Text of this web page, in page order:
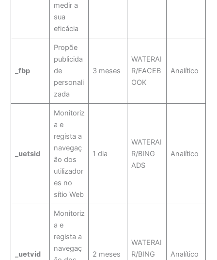
medir a
sua
eficácia
_fbp
Propõe
publicida
de
personali
zada
3 meses
WATERAI
R/FACEB
OOK
Analítico
_uetsid
Monitoriz
a e
regista a
navegaç
ão dos
utilizador
es no
sítio Web
1 dia
WATERAI
R/BING
ADS
Analítico
_uetvid
Monitoriz
a e
regista a
navegaç
2 meses
WATERAI
R/BING
Analítico